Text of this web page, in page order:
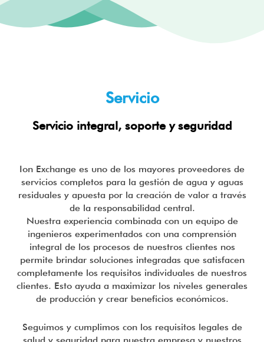
Servicio
Servicio integral, soporte y seguridad
Ion Exchange es uno de los mayores proveedores de
servicios completos para la gestión de agua y aguas
residuales y apuesta por la creación de valor a través
de la responsabilidad central.
Nuestra experiencia combinada con un equipo de
ingenieros experimentados con una comprensión
integral de los procesos de nuestros clientes nos
permite brindar soluciones integradas que satisfacen
completamente los requisitos individuales de nuestros
clientes. Esto ayuda a maximizar los niveles generales
de producción y crear beneficios económicos.
Seguimos y cumplimos con los requisitos legales de
salud y seguridad para nuestra empresa y nuestros